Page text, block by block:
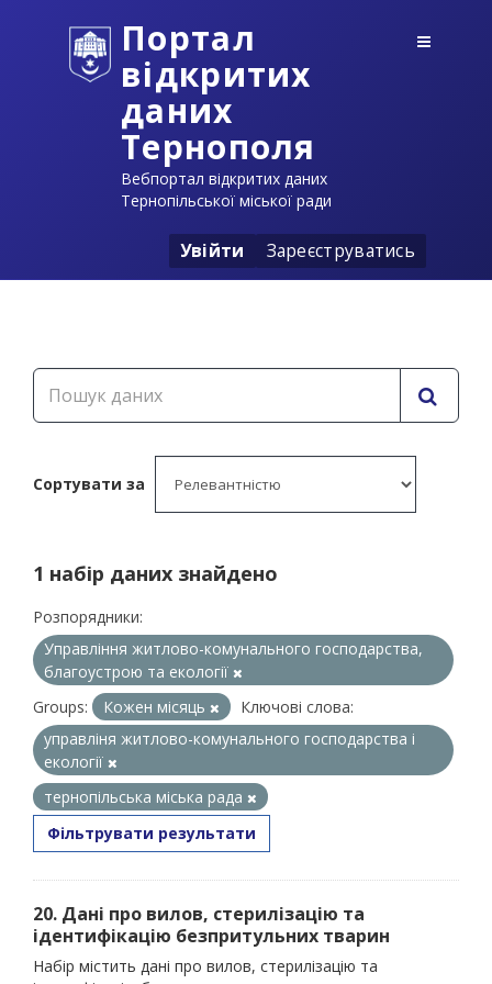
Портал
відкритих
даних
Тернополя
Вебпортал відкритих даних
Тернопільської міської ради
Увійти Зареєструватись
Сортувати за
1 набір даних знайдено
Розпорядники:
Управління житлово-комунального господарства,
благоустрою та екології
Groups:
Кожен місяць
Ключові слова:
управліня житлово-комунального господарства і
екології
тернопільська міська рада
Фільтрувати результати
20. Дані про вилов, стерилізацію та
ідентифікацію безпритульних тварин
Набір містить дані про вилов, стерилізацію та